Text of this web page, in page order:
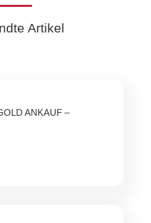
Artikel
ANKAUF –